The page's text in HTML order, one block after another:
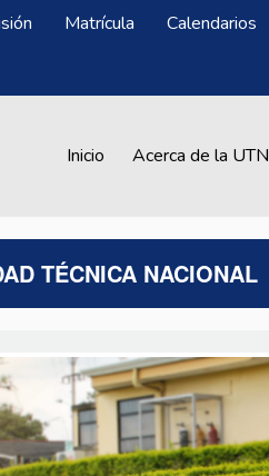
Matrícula Calendarios
Main navigation
Inicio Acerca de la UTN
TÉCNICA NACIONAL